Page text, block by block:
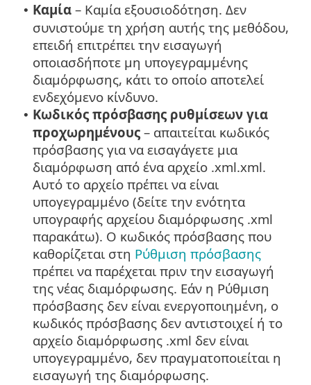
• Καμία – Καμία εξουσιοδότηση. Δεν
συνιστούμε τη χρήση αυτής της μεθόδου,
επειδή επιτρέπει την εισαγωγή
οποιασδήποτε μη υπογεγραμμένης
διαμόρφωσης, κάτι το οποίο αποτελεί
ενδεχόμενο κίνδυνο.
• Κωδικός πρόσβασης ρυθμίσεων για
προχωρημένους – απαιτείται κωδικός
πρόσβασης για να εισαγάγετε μια
διαμόρφωση από ένα αρχείο .xml.xml.
Αυτό το αρχείο πρέπει να είναι
υπογεγραμμένο (δείτε την ενότητα
υπογραφής αρχείου διαμόρφωσης .xml
παρακάτω). Ο κωδικός πρόσβασης που
καθορίζεται στη Ρύθμιση πρόσβασης
πρέπει να παρέχεται πριν την εισαγωγή
της νέας διαμόρφωσης. Εάν η Ρύθμιση
πρόσβασης δεν είναι ενεργοποιημένη, ο
κωδικός πρόσβασης δεν αντιστοιχεί ή το
αρχείο διαμόρφωσης .xml δεν είναι
υπογεγραμμένο, δεν πραγματοποιείται η
εισαγωγή της διαμόρφωσης.